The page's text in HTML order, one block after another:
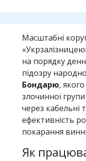
Масштабні
на порядку
підозру
Бондарю,
злочинної
через кабельні
ефективність
покарання
Як